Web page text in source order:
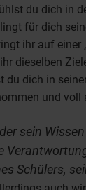
du dich in
für dich
ihr auf einer
dieselben
du dich in
und voll
sein
Schülers,